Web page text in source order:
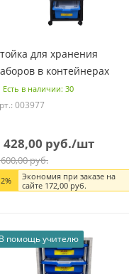
для хранения
в контейнерах
Есть в наличии: 30
003977
428,00 руб./шт
руб.
2%
Экономия при заказе на
сайте 172,00руб.
В помощь учителю